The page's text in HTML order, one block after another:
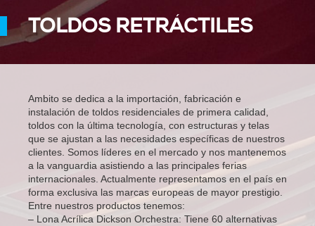
TOLDOS RETRÁCTILES
Ambito se dedica a la importación, fabricación e
instalación de toldos residenciales de primera calidad,
toldos con la última tecnología, con estructuras y telas
que se ajustan a las necesidades específicas de nuestros
clientes. Somos líderes en el mercado y nos mantenemos
a la vanguardia asistiendo a las principales ferias
internacionales. Actualmente representamos en el país en
forma exclusiva las marcas europeas de mayor prestigio.
Entre nuestros productos tenemos:
– Lona Acrílica Dickson Orchestra: Tiene 60 alternativas